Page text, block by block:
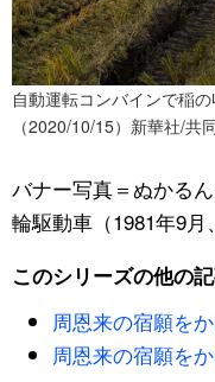
自動運転コンバインで稲
（2020/10/15）新華社/共
バナー写真＝ぬかる
輪駆動車（1981年9月
このシリーズの他の
周恩来の宿願を
周恩来の宿願を